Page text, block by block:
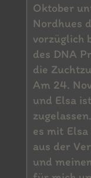
Oktober
Nordhues
vorzüglich
des DNA
die
Am 24.
und Elsa
es mit
aus der
und